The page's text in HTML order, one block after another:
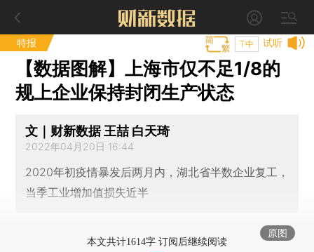
特报 试听
T中
【数据图解】上海市仅不足1/8的
规上企业保持封闭生产状态
文｜财新数据 王喆 白天琦
2022年04月20日 16:44
2020年初疫情暴发后两月内，湖北省半数企业复工，
当季工业增加值损失近半
原图
本文共计1614字 订阅后继续阅读